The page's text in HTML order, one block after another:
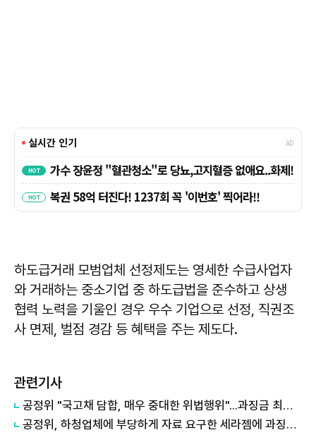
하도급거래 모범업체 선정제도는 영세한 수급사업자
와 거래하는 중소기업 중 하도급법을 준수하고 상생
협력 노력을 기울인 경우 우수 기업으로 선정, 직권조
사 면제, 벌점 경감 등 혜택을 주는 제도다.
관련기사
공정위 "국고채 담합, 매우 중대한 위법행위"...과징금 최대 15조원 전망
공정위, 하청업체에 부당하게 자료 요구한 세라젬에 과징금 4.3억원 부과